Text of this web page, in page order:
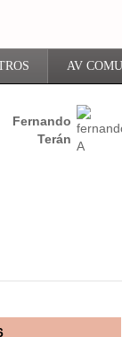
AV
Fernando
Terán